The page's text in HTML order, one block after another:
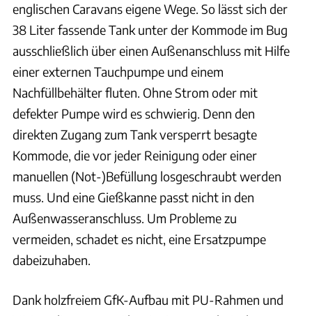
englischen Caravans eigene Wege. So lässt sich der
38 Liter fassende Tank unter der Kommode im Bug
ausschließlich über einen Außenanschluss mit Hilfe
einer externen Tauchpumpe und einem
Nachfüllbehälter fluten. Ohne Strom oder mit
defekter Pumpe wird es schwierig. Denn den
direkten Zugang zum Tank versperrt besagte
Kommode, die vor jeder Reinigung oder einer
manuellen (Not-)Befüllung losgeschraubt werden
muss. Und eine Gießkanne passt nicht in den
Außenwasseranschluss. Um Probleme zu
vermeiden, schadet es nicht, eine Ersatzpumpe
dabeizuhaben.
Dank holzfreiem GfK-Aufbau mit PU-Rahmen und